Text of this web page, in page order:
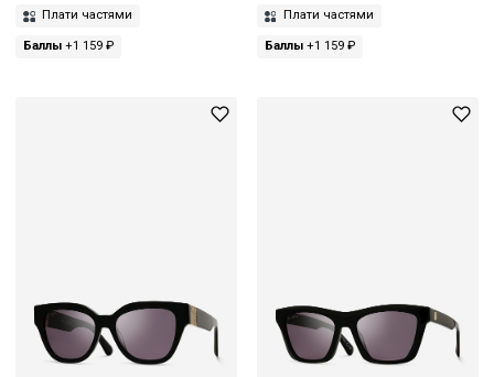
Плати частями
Баллы +1 159 ₽
Плати частями
Баллы+1 159 ₽